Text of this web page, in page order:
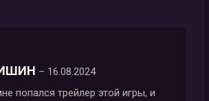
– 16.08.2024
попался трейлер этой игры, и